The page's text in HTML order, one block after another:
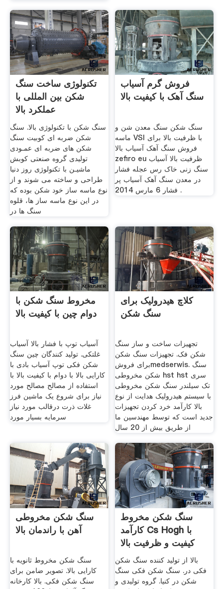
تکنولوژی ساخت سنگ
شکن بین المللی با
عملکرد بالا
سنگ شکن با تکنولوژی بالا. سنگ
شکن ضربه ای کوبیت سنگ
شکن های ضربه ای عمـودی
تولیدی گروه صنعتی کوبش
ماشیـن با تکنولوژی روز دنیا
طراحی و ساخته می شوند و از
نوع ماسه ساز خود شکن بوده که
در این نوع ماسه ساز ها، قلوه
سنگ ها در
فروش گرم آسیاب
سنگ آهک با کیفیت بالا
سنگ شکن سنگ معدن شن و
ماسه VSI با ظرفیت بالا برای
فروش سنگ آهک آسیاب بالا
zefiro eu ظرفیت بالا آسیاب
سنگ زنی خاک رس عجله فشار
در معدن سنگ آهک آسیاب پر
فشار 6 مارس 2014 .
مخروط سنگ شکن با
دوام چین با کیفیت بالا
آسیاب توپ با فشار بالا آسیاب
غلتکی. تولید کنندگان چین سنگ
شکن فکی توپ آسیاب بادی با
کارایی بالا با دوام با کیفیت بالا با
استفاده از مصالح مصالح مورد
نیاز برای شروع یک ماشین فرز
غلات ذرت درقالب مورد نیاز
سرمایه بسیار مورد
کلاچ هیدرولیک برای
سنگ شکن
تجهیزات ساخت و ساز سنگ
شکن فک. تجهیزات سنگ شکن
برای فروشmedserwis. سنگ
شکن مخروطی hst hst سری
تک سیلندر سنگ شکن مخروطی
با سیستم هیدرولیک هدایت از نوع
بالا کارآمد خرد کردن تجهیزات
جدید است که توسط مهندسین ما
از طریق بیش از 20 سال
سنگ شکن مخروطی
آهن با راندمان بالا
سنگ شکن مخروط ثانویه با
کارایی بالا. تصویر ضامن برای
سنگ شکن فکی. بالا کارخانه
سنگ شکن مخروط
کارآمد Cs Hogh با
کیفیت و ظرفیت بالا
بالا از تولید کننده سنگ شکن
فکی در. سنگ شکن فکی سنگ
شکن در کنیا. گروه تولیدی و